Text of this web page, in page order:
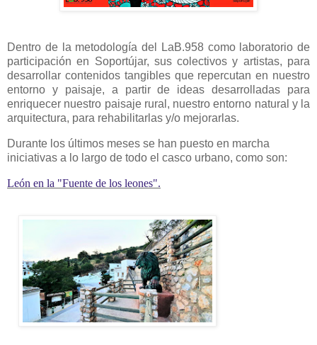
Dentro de la metodología del LaB.958 como laboratorio de
participación en Soportújar, sus colectivos y artistas, para
desarrollar contenidos tangibles que repercutan en nuestro
entorno y paisaje, a partir de ideas desarrolladas para
enriquecer nuestro paisaje rural, nuestro entorno natural y la
arquitectura, para rehabilitarlas y/o mejorarlas.
Durante los últimos meses se han puesto en marcha
iniciativas a lo largo de todo el casco urbano, como son:
León en la "Fuente de los leones".